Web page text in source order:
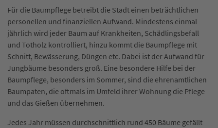
Für die Baumpflege betreibt die Stadt einen beträchtlichen
personellen und finanziellen Aufwand. Mindestens einmal
jährlich wird jeder Baum auf Krankheiten, Schädlingsbefall
und Totholz kontrolliert, hinzu kommt die Baumpflege mit
Schnitt, Bewässerung, Düngen etc. Dabei ist der Aufwand für
Jungbäume besonders groß. Eine besondere Hilfe bei der
Baumpflege, besonders im Sommer, sind die ehrenamtlichen
Baumpaten, die oftmals im Umfeld ihrer Wohnung die Pflege
und das Gießen übernehmen.
Jedes Jahr müssen durchschnittlich rund 450 Bäume gefällt